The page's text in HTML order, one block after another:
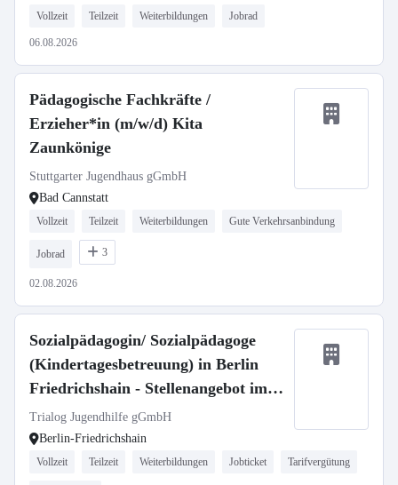
Vollzeit Teilzeit Weiterbildungen Jobrad
06.08.2026
Pädagogische Fachkräfte /
Erzieher*in (m/w/d) Kita
Zaunkönige
Stuttgarter Jugendhaus gGmbH
Bad Cannstatt
Vollzeit Teilzeit Weiterbildungen Gute Verkehrsanbindung
Jobrad 3
02.08.2026
Sozialpädagogin/ Sozialpädagoge
(Kindertagesbetreuung) in Berlin
Friedrichshain - Stellenangebot im
Stellenmarkt Bildung
Trialog Jugendhilfe gGmbH
Berlin-Friedrichshain
Vollzeit Teilzeit Weiterbildungen Jobticket Tarifvergütung